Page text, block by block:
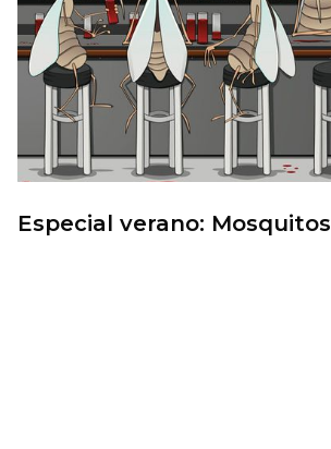
Especial verano: Mosquitos